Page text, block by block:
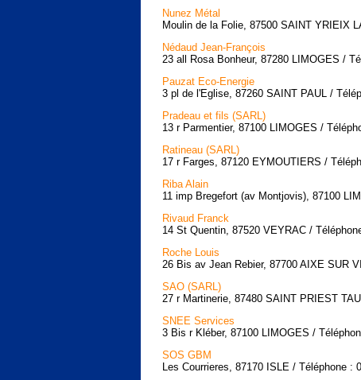
Nunez Métal
Moulin de la Folie, 87500 SAINT YRIEIX
Nédaud Jean-François
23 all Rosa Bonheur, 87280 LIMOGES /
Pauzat Eco-Energie
3 pl de l'Eglise, 87260 SAINT PAUL /
Pradeau et fils (SARL)
13 r Parmentier, 87100 LIMOGES /
Ratineau (SARL)
17 r Farges, 87120 EYMOUTIERS /
Riba Alain
11 imp Bregefort (av Montjovis), 87100
Rivaud Franck
14 St Quentin, 87520 VEYRAC /
Roche Louis
26 Bis av Jean Rebier, 87700 AIXE SUR
SAO (SARL)
27 r Martinerie, 87480 SAINT PRIEST
SNEE Services
3 Bis r Kléber, 87100 LIMOGES /
SOS GBM
Les Courrieres, 87170 ISLE / Téléphone :